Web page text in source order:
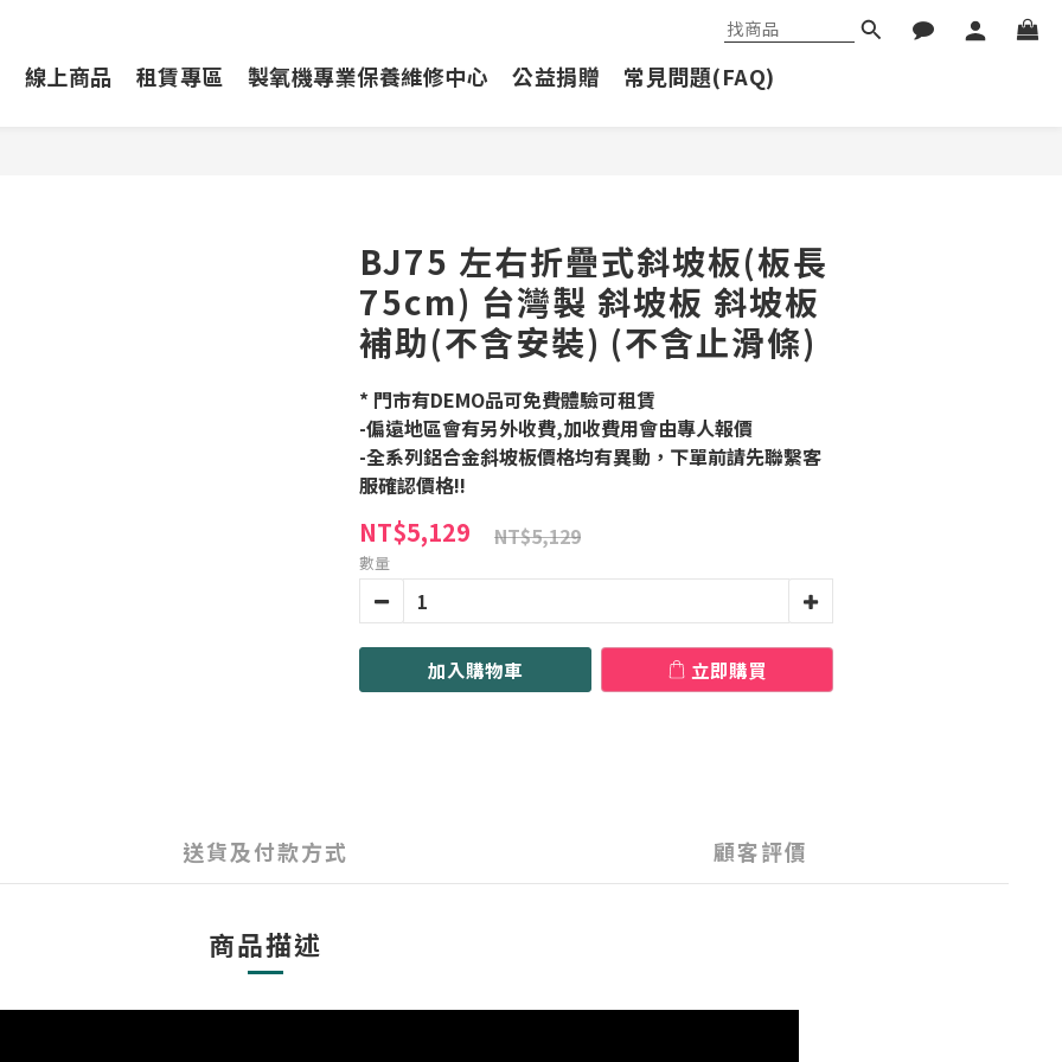
線上商品 租賃專區 製氧機專業保養維修中心 公益捐贈 常見問題(FAQ)
BJ75 左右折疊式斜坡板(板長
75cm) 台灣製 斜坡板 斜坡板
補助(不含安裝) (不含止滑條)
* 門市有DEMO品可免費體驗可租賃
-偏遠地區會有另外收費,加收費用會由專人報價
-全系列鋁合金斜坡板價格均有異動，下單前請先聯繫客
服確認價格!!
NT$5,129 NT$5,129
數量
加入購物車 立即購買
送貨及付款方式 顧客評價
商品描述